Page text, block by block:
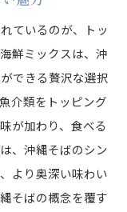
ているのが、トッ
鮮ミックスは、沖
できる贅沢な選択
介類をトッピング
が加わり、食べる
、沖縄そばのシン
より奥深い味わい
そばの概念を覆す